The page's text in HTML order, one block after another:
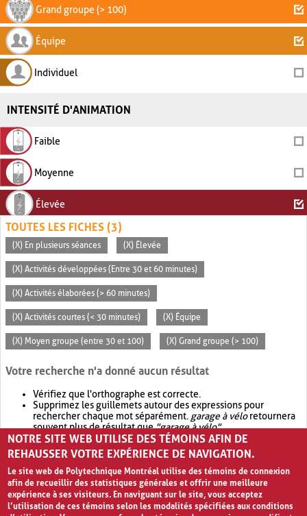
Grand groupe (> 100)
Équipe
Individuel
INTENSITÉ D'ANIMATION
Faible
Moyenne
Élevée
TOUTES LES FICHES (3)
(X) En plusieurs séances (X) Élevée
(X) Activités développées (Entre 30 et 60 minutes)
(X) Activités élaborées (> 60 minutes)
(X) Activités courtes (< 30 minutes) (X) Équipe
(X) Moyen groupe (entre 30 et 100) (X) Grand groupe (> 100)
Votre recherche n'a donné aucun résultat
Vérifiez que l'orthographe est correcte.
Supprimez les guillemets autour des expressions pour
rechercher chaque mot séparément. garage à véloretournera
souvent plus de résultat que"garage à vélo".
Envisagez d'élargir votre recherche avec OR.garage OR vélo
retournera souvent plus de résultat quegarage à vélo
NOTRE SITE WEB UTILISE DES TÉMOINS AFIN DE
REHAUSSER VOTRE EXPÉRIENCE DE NAVIGATION.
Le site web de Polytechnique Montréal utilise des témoins de connexion
afin de recueillir des statistiques générales et offrir une meilleure
expérience à ses visiteurs. En naviguant sur le site, vous acceptez
l’utilisation de ces témoins selon les modalités spécifiées aux conditions